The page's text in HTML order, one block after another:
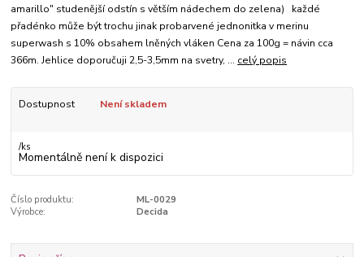
amarillo" studenější odstín s větším nádechem do zelena) každé
přadénko může být trochu jinak probarvené jednonitka v merinu
superwash s 10% obsahem lněných vláken Cena za 100g = návin cca
366m. Jehlice doporučuji 2,5-3,5mm na svetry, ... celý popis
Dostupnost Není skladem
/ks
Momentálně není k dispozici
Číslo produktu:
ML-0029
Výrobce:
Decida